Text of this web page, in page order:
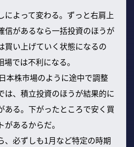
によって変わる。ずっと右肩上
信があるなら一括投資のほうが
買い上げていく状態になるの
では不利になる。
本株市場のように途中で調整
は、積立投資のほうが結果的に
ある。下がったところで安く買
あるからだ。
、必ずしも1月など特定の時期